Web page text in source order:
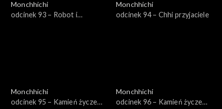
Monchhichi
odcinek 93 – Robot i
Monchhichi
odcinek 94 – Chhi przyjaciele
Monchhichi
odcinek 95 – Kamień życzeń,
Monchhichi
odcinek 96 – Kamień życzeń,